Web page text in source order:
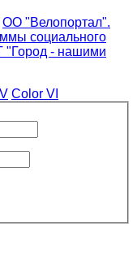
ОО "Велопортал".
социального
"Город - нашими
Color VI